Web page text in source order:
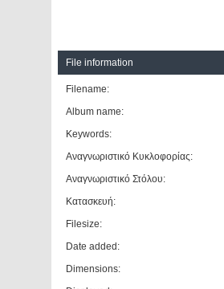
File information
Filename:
Album name:
Keywords:
Αναγνωριστικό Κυκλοφορίας:
Αναγνωριστικό Στόλου:
Κατασκευή:
Filesize:
Date added:
Dimensions: